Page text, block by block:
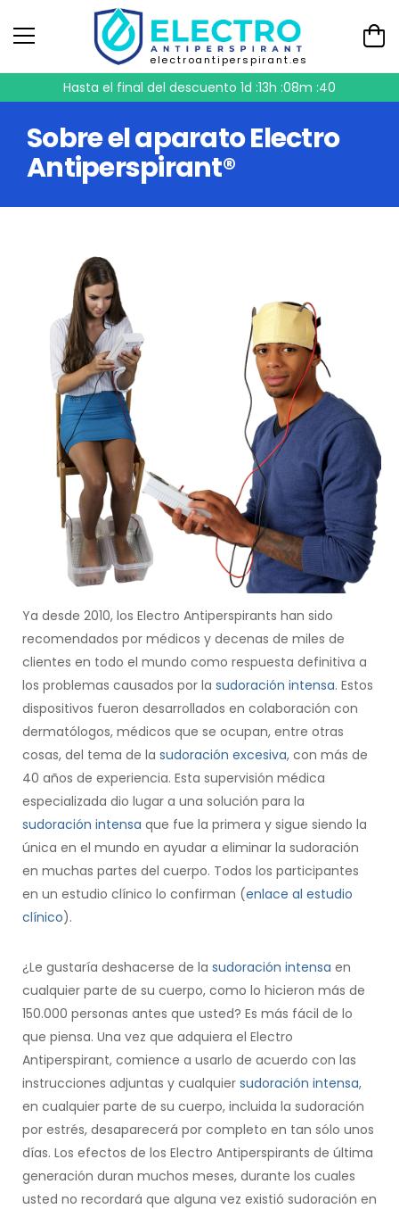
electroantiperspirant.es
Hasta el final del descuento1d :13h :08m :39
Sobre el aparato Electro
Antiperspirant®
Ya desde 2010, los Electro Antiperspirants han sido
recomendados por médicos y decenas de miles de
clientes en todo el mundo como respuesta definitiva a
los problemas causados por la sudoración intensa. Estos
dispositivos fueron desarrollados en colaboración con
dermatólogos, médicos que se ocupan, entre otras
cosas, del tema de la sudoración excesiva, con más de
40 años de experiencia. Esta supervisión médica
especializada dio lugar a una solución para la
sudoración intensa que fue la primera y sigue siendo la
única en el mundo en ayudar a eliminar la sudoración
en muchas partes del cuerpo. Todos los participantes
en un estudio clínico lo confirman (enlace al estudio
clínico).
¿Le gustaría deshacerse de la sudoración intensa en
cualquier parte de su cuerpo, como lo hicieron más de
150.000 personas antes que usted? Es más fácil de lo
que piensa. Una vez que adquiera el Electro
Antiperspirant, comience a usarlo de acuerdo con las
instrucciones adjuntas y cualquier sudoración intensa,
en cualquier parte de su cuerpo, incluida la sudoración
por estrés, desaparecerá por completo en tan sólo unos
días. Los efectos de los Electro Antiperspirants de última
generación duran muchos meses, durante los cuales
usted no recordará que alguna vez existió sudoración en